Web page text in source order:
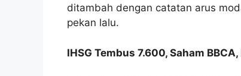
ditambah dengan catatan arus
pekan lalu.
IHSG Tembus 7.600, Saham